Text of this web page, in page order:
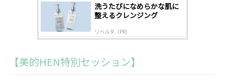
洗うたびになめらかな肌に
整えるクレンジング
リベルタ（PR）
【美的HEN特別セッション】